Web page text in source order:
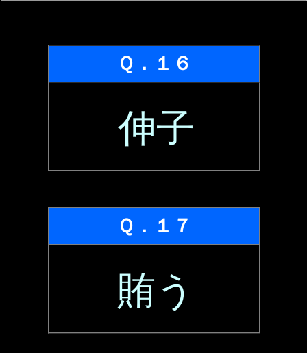
Ｑ．１６
伸子
Ｑ．１７
賄う